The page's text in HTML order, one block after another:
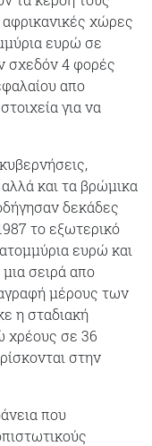
χώρες
ευρώ σε
σχεδόν 4 φορές
απο
για να
και τα βρώμικα
δεκάδες
το εξωτερικό
ευρώ και
σειρά απο
μέρους των
η σταδιακή
χρέους σε 36
στην
που